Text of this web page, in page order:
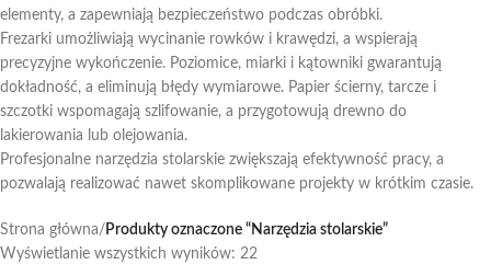
elementy, a zapewniają bezpieczeństwo podczas obróbki.
Frezarki umożliwiają wycinanie rowków i krawędzi, a wspierają
precyzyjne wykończenie. Poziomice, miarki i kątowniki gwarantują
dokładność, a eliminują błędy wymiarowe. Papier ścierny, tarcze i
szczotki wspomagają szlifowanie, a przygotowują drewno do
lakierowania lub olejowania.
Profesjonalne narzędzia stolarskie zwiększają efektywność pracy, a
pozwalają realizować nawet skomplikowane projekty w krótkim czasie.
Strona główna/ Produkty oznaczone “Narzędzia stolarskie”
Wyświetlanie wszystkich wyników: 22